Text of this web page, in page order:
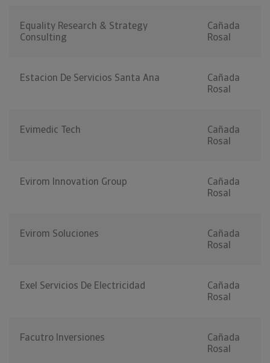
Equality Research & Strategy
Consulting
Cañada
Rosal
Estacion De Servicios Santa Ana
Cañada
Rosal
Evimedic Tech
Cañada
Rosal
Evirom Innovation Group
Cañada
Rosal
Evirom Soluciones
Cañada
Rosal
Exel Servicios De Electricidad
Cañada
Rosal
Facutro Inversiones
Cañada
Rosal